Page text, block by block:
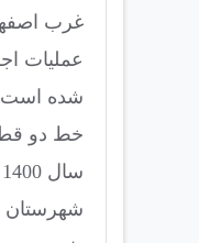
غرب
عملیات
شده است
خط دو
سال 1400 به بهره برداری برسد.